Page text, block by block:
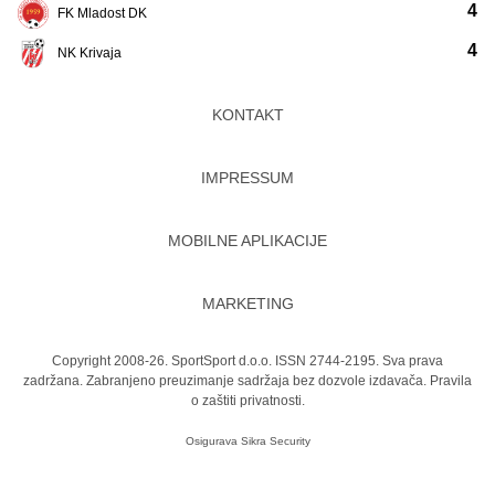
FK Mladost DK
NK Krivaja
4
4
KONTAKT
IMPRESSUM
MOBILNE APLIKACIJE
MARKETING
Copyright 2008-26. SportSport d.o.o. ISSN 2744-2195. Sva prava
zadržana. Zabranjeno preuzimanje sadržaja bez dozvole izdavača. Pravila
o zaštiti privatnosti.
Osigurava Sikra Security